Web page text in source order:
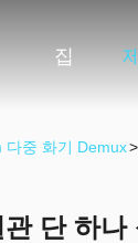
집
다중 화기 Demux>
단 하